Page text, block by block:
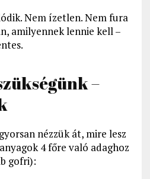
Nem ízetlen. Nem fura
amilyennek lennie kell –
–
nézzük át, mire lesz
4 főre való adaghoz
gofri):